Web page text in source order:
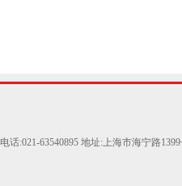
电话:021-63540895 地址:上海市海宁路